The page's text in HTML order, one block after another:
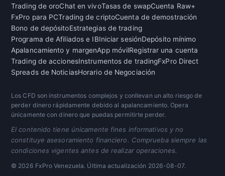
Trading de oroChat en vivoTasas de swapCuenta Raw+
FxPro para PCTrading de criptoCuenta de demostración
Bono de depósitoEstrategias de trading
Programa de Afiliados e IBIniciar sesiónDepósito mínimo
Apalancamiento y margenApp móvilRegistrar una cuenta
Trading de accionesInstrumentos de tradingFxPro Direct
Spreads de NoticiasHorario de Negociación
Los CFD son instrumentos complejos y conllevan un alto riesgo de
perder dinero rápidamente debido al apalancamiento. Opera
únicamente con dinero que puedas permitirte perder.
El contenido tiene únicamente fines informativos y no
constituye asesoramiento financiero. Comprueba siempre las
condiciones vigentes antes de realizar operaciones.
© 2026 FxPro Venezuela. Última actualización 2026-08-07.